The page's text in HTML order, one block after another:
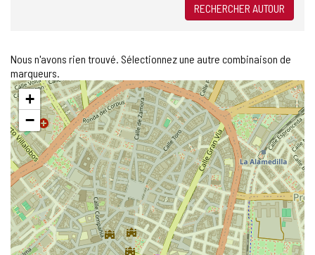
RECHERCHER AUTOUR
Nous n'avons rien trouvé. Sélectionnez une autre combinaison de
marqueurs.
Sauter
la
carte
+
−